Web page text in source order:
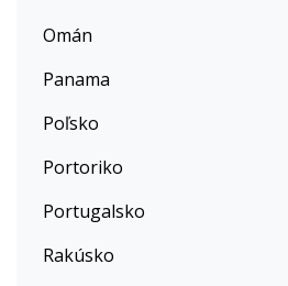
Omán
Panama
Poľsko
Portoriko
Portugalsko
Rakúsko